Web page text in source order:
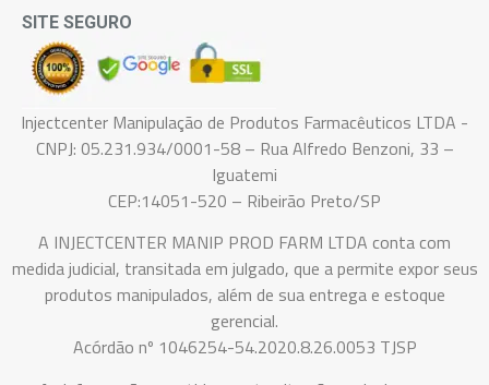
SITE SEGURO
Injectcenter Manipulação de Produtos Farmacêuticos LTDA -
CNPJ: 05.231.934/0001-58 – Rua Alfredo Benzoni, 33 –
Iguatemi
CEP:14051-520 – Ribeirão Preto/SP
A INJECTCENTER MANIP PROD FARM LTDA conta com
medida judicial, transitada em julgado, que a permite expor seus
produtos manipulados, além de sua entrega e estoque
gerencial.
Acórdão nº 1046254-54.2020.8.26.0053 TJSP